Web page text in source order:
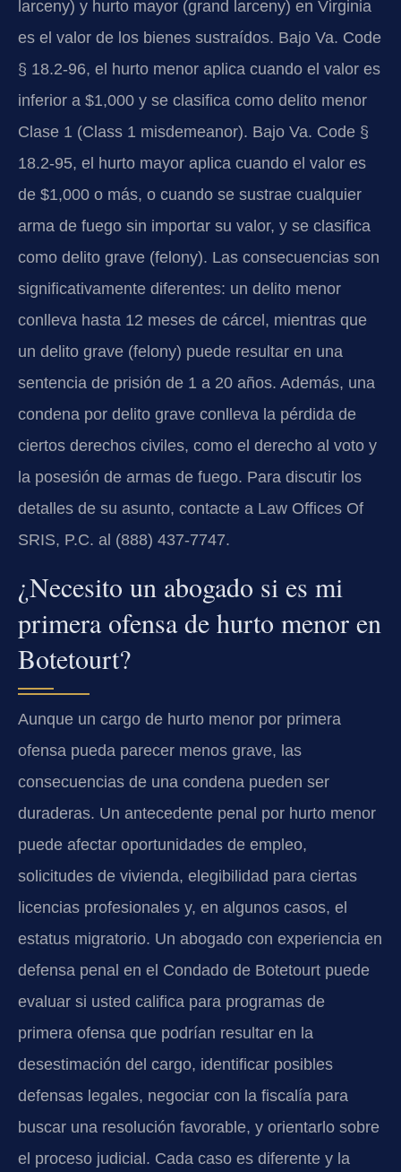
larceny) y hurto mayor (grand larceny) en Virginia
es el valor de los bienes sustraídos. Bajo Va. Code
§ 18.2-96, el hurto menor aplica cuando el valor es
inferior a $1,000 y se clasifica como delito menor
Clase 1 (Class 1 misdemeanor). Bajo Va. Code §
18.2-95, el hurto mayor aplica cuando el valor es
de $1,000 o más, o cuando se sustrae cualquier
arma de fuego sin importar su valor, y se clasifica
como delito grave (felony). Las consecuencias son
significativamente diferentes: un delito menor
conlleva hasta 12 meses de cárcel, mientras que
un delito grave (felony) puede resultar en una
sentencia de prisión de 1 a 20 años. Además, una
condena por delito grave conlleva la pérdida de
ciertos derechos civiles, como el derecho al voto y
la posesión de armas de fuego. Para discutir los
detalles de su asunto, contacte a Law Offices Of
SRIS, P.C. al (888) 437-7747.
¿Necesito un abogado si es mi
primera ofensa de hurto menor en
Botetourt?
Aunque un cargo de hurto menor por primera
ofensa pueda parecer menos grave, las
consecuencias de una condena pueden ser
duraderas. Un antecedente penal por hurto menor
puede afectar oportunidades de empleo,
solicitudes de vivienda, elegibilidad para ciertas
licencias profesionales y, en algunos casos, el
estatus migratorio. Un abogado con experiencia en
defensa penal en el Condado de Botetourt puede
evaluar si usted califica para programas de
primera ofensa que podrían resultar en la
desestimación del cargo, identificar posibles
defensas legales, negociar con la fiscalía para
buscar una resolución favorable, y orientarlo sobre
el proceso judicial. Cada caso es diferente y la